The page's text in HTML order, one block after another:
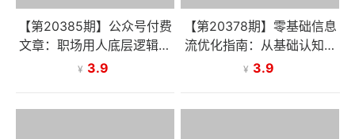
【第20385期】公众号付费
文章：职场用人底层逻辑，
领导用人首重可控，能力再
¥ 3.9
【第20378期】零基础信息
流优化指南：从基础认知到
投放流程，新手轻松上手入
¥ 3.9